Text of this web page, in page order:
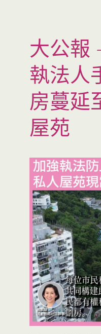
大公報
執法人
房蔓延
屋苑